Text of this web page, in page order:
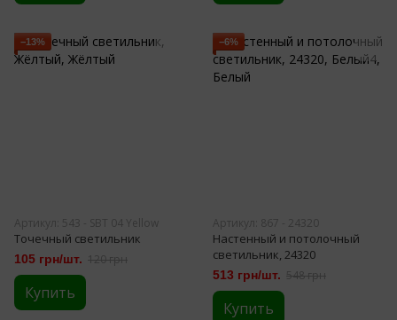
−13%
Артикул: 543 - SBT 04 Yellow
Точечный светильник
105 грн/шт. 120 грн
Купить
−6%
Артикул: 867 - 24320
Настенный и потолочный
светильник, 24320
513 грн/шт. 548 грн
Купить